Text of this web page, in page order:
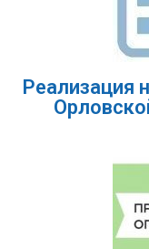
Реализация